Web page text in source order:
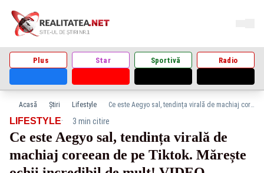
Plus Star Sportivă Radio
Acasă Știri Lifestyle Ce este Aegyo sal, tendința virală de machiaj coreean de pe Tiktok. Mărește ochii incredibil de mult! VIDEO
LIFESTYLE· 3 min citire
Ce este Aegyo sal, tendința virală de
machiaj coreean de pe Tiktok. Mărește